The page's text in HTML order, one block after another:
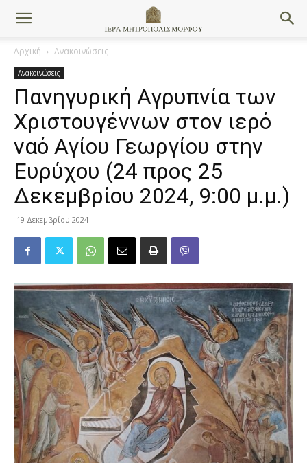
Αρχική Ανακοινώσεις
Ανακοινώσεις
Πανηγυρική Αγρυπνία των
Χριστουγέννων στον ιερό
ναό Αγίου Γεωργίου στην
Ευρύχου (24 προς 25
Δεκεμβρίου 2024, 9:00 μ.μ.)
19 Δεκεμβρίου 2024